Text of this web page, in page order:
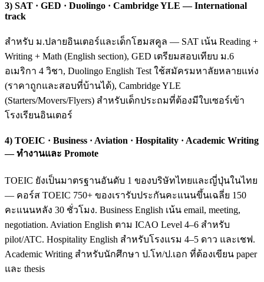
3) SAT · GED · Duolingo · Cambridge YLE — International
track
สำหรับ ม.ปลายอินเตอร์และเด็กโฮมสคูล — SAT เน้น Reading +
Writing + Math (English section), GED เตรียมสอบเทียบ ม.6
อเมริกา 4 วิชา, Duolingo English Test ใช้สมัครมหาลัยหลายแห่ง
(ราคาถูกและสอบที่บ้านได้), Cambridge YLE
(Starters/Movers/Flyers) สำหรับเด็กประถมที่ต้องมีใบเซอร์เข้า
โรงเรียนอินเตอร์
4) TOEIC · Business · Aviation · Hospitality · Academic Writing
— ทำงานและ Promote
TOEIC ยังเป็นมาตรฐานอันดับ 1 ของบริษัทไทยและญี่ปุ่นในไทย
— คอร์ส TOEIC 750+ ของเรารับประกันคะแนนขึ้นเฉลี่ย 150
คะแนนหลัง 30 ชั่วโมง. Business English เน้น email, meeting,
negotiation. Aviation English ตาม ICAO Level 4–6 สำหรับ
pilot/ATC. Hospitality English สำหรับโรงแรม 4–5 ดาว และเชฟ.
Academic Writing สำหรับนักศึกษา ป.โท/ป.เอก ที่ต้องเขียน paper
และ thesis